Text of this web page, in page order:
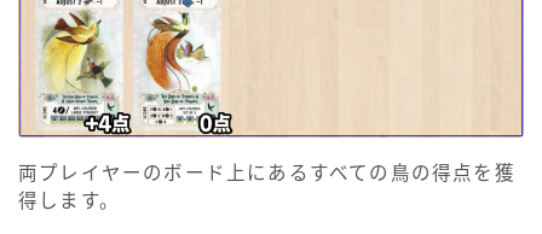
両プレイヤーのボード上にあるすべての鳥の得点を獲
得します。